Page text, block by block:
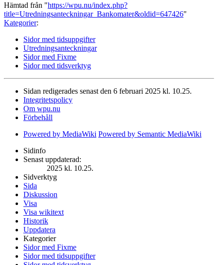
Hämtad från "https://wpu.nu/index.php?
title=Utredningsanteckningar_Bankomater&oldid=647426"
Kategorier:
Sidor med tidsuppgifter
Utredningsanteckningar
Sidor med Fixme
Sidor med tidsverktyg
Sidan redigerades senast den 6 februari 2025 kl. 10.25.
Integritetspolicy
Om wpu.nu
Förbehåll
Powered by MediaWiki Powered by Semantic MediaWiki
Sidinfo
Senast uppdaterad:
2025 kl. 10.25.
Sidverktyg
Sida
Diskussion
Visa
Visa wikitext
Historik
Uppdatera
Kategorier
Sidor med Fixme
Sidor med tidsuppgifter